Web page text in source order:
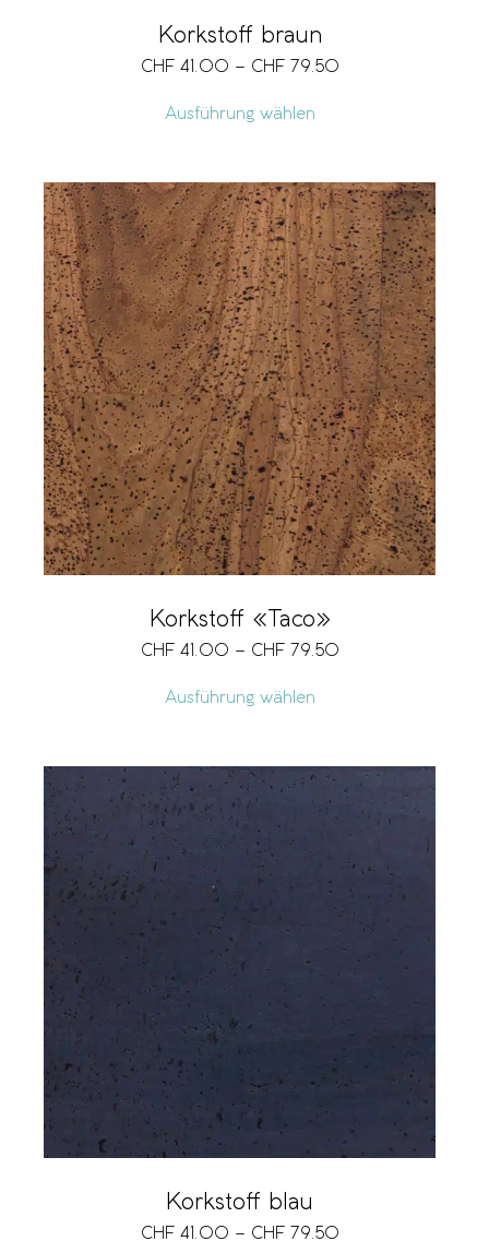
Korkstoff braun
CHF 41.00 – CHF 79.50
Ausführung wählen
Korkstoff «Taco»
CHF 41.00 – CHF 79.50
Ausführung wählen
Korkstoff blau
CHF 41.00 – CHF 79.50